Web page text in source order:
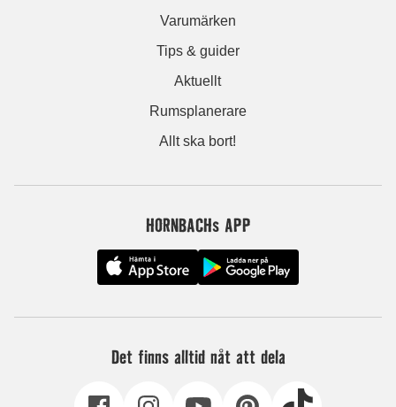
Varumärken
Tips & guider
Aktuellt
Rumsplanerare
Allt ska bort!
HORNBACHs APP
Det finns alltid nåt att dela